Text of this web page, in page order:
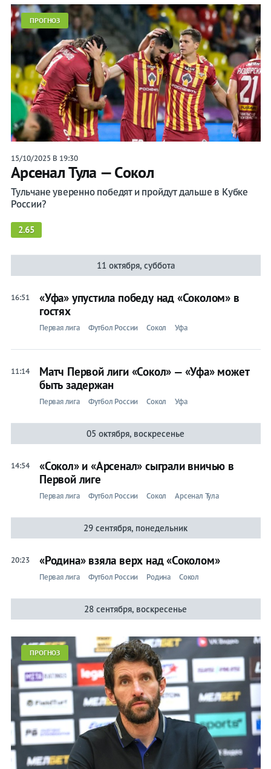
ПРОГНОЗ
15/10/2025 В 19:30
Арсенал Тула — Сокол
Тульчане уверенно победят и пройдут дальше в Кубке
России?
2.65
11 октября, суббота
16:51
«Уфа» упустила победу над «Соколом» в
гостях
Первая лига Футбол России Сокол Уфа
11:14
Матч Первой лиги «Сокол» — «Уфа» может
быть задержан
Первая лига Футбол России Сокол Уфа
05 октября, воскресенье
14:54
«Сокол» и «Арсенал» сыграли вничью в
Первой лиге
Первая лига Футбол России Сокол Арсенал Тула
29 сентября, понедельник
20:23 «Родина» взяла верх над «Соколом»
Первая лига Футбол России Родина Сокол
28 сентября, воскресенье
ПРОГНОЗ